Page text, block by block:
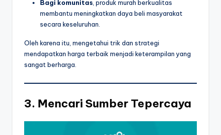
Bagi komunitas, produk murah berkualitas
membantu meningkatkan daya beli masyarakat
secara keseluruhan.
Oleh karena itu, mengetahui trik dan strategi
mendapatkan harga terbaik menjadi keterampilan yang
sangat berharga.
3. Mencari Sumber Tepercaya